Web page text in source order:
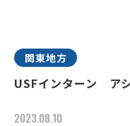
関東地方
USFインターン ア
2023.08.10